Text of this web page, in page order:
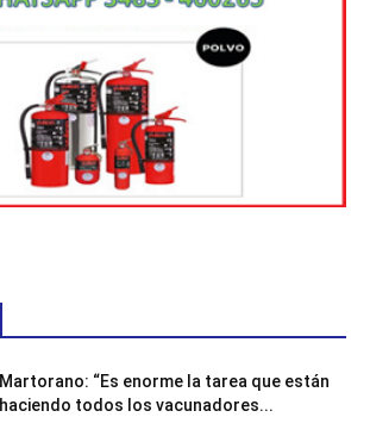
Martorano: “Es enorme la tarea que están
haciendo todos los vacunadores...